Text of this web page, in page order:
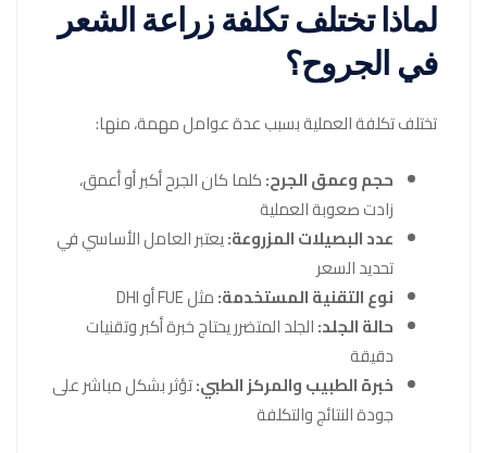
لماذا تختلف تكلفة زراعة الشعر
في الجروح؟
تختلف تكلفة العملية بسبب عدة عوامل مهمة، منها:
حجم وعمق الجرح:كلما كان الجرح أكبر أو أعمق،
زادت صعوبة العملية
عدد البصيلات المزروعة:يعتبر العامل الأساسي في
تحديد السعر
نوع التقنية المستخدمة:مثل FUE أو DHI
حالة الجلد:الجلد المتضرر يحتاج خبرة أكبر وتقنيات
دقيقة
خبرة الطبيب والمركز الطبي:تؤثر بشكل مباشر على
جودة النتائج والتكلفة